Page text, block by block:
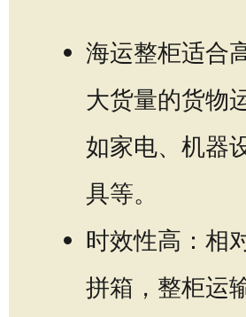
海运整柜适合
大货量的货物
如家电、机器
具等。
时效性高：相
拼箱，整柜运